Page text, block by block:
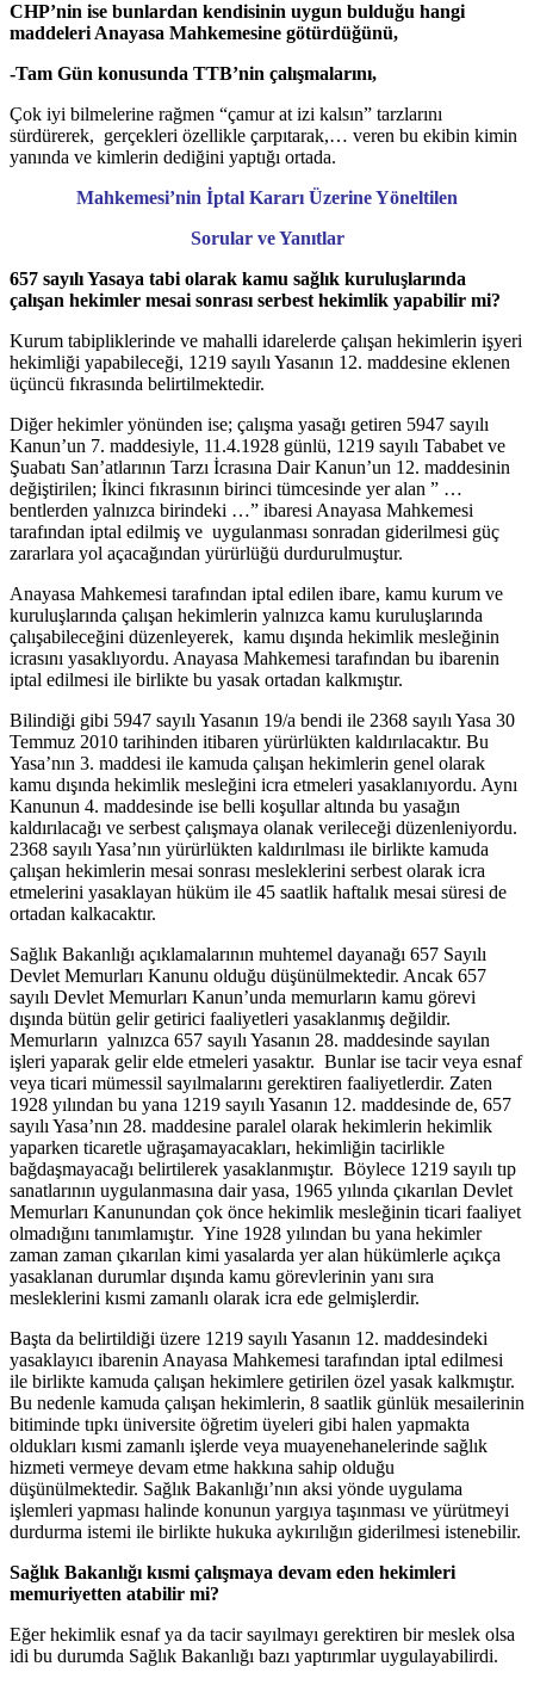
CHP’nin ise bunlardan kendisinin uygun bulduğu hangi
maddeleri Anayasa Mahkemesine götürdüğünü,
-Tam Gün konusunda TTB’nin çalışmalarını,
Çok iyi bilmelerine rağmen “çamur at izi kalsın” tarzlarını
sürdürerek, gerçekleri özellikle çarpıtarak,… veren bu ekibin kimin
yanında ve kimlerin dediğini yaptığı ortada.
Mahkemesi’nin İptal Kararı Üzerine Yöneltilen
Sorular ve Yanıtlar
657 sayılı Yasaya tabi olarak kamu sağlık kuruluşlarında
çalışan hekimler mesai sonrası serbest hekimlik yapabilir mi?
Kurum tabipliklerinde ve mahalli idarelerde çalışan hekimlerin işyeri
hekimliği yapabileceği, 1219 sayılı Yasanın 12. maddesine eklenen
üçüncü fıkrasında belirtilmektedir.
Diğer hekimler yönünden ise; çalışma yasağı getiren 5947 sayılı
Kanun’un 7. maddesiyle, 11.4.1928 günlü, 1219 sayılı Tababet ve
Şuabatı San’atlarının Tarzı İcrasına Dair Kanun’un 12. maddesinin
değiştirilen; İkinci fıkrasının birinci tümcesinde yer alan ” …
bentlerden yalnızca birindeki …” ibaresi Anayasa Mahkemesi
tarafından iptal edilmiş ve uygulanması sonradan giderilmesi güç
zararlara yol açacağından yürürlüğü durdurulmuştur.
Anayasa Mahkemesi tarafından iptal edilen ibare, kamu kurum ve
kuruluşlarında çalışan hekimlerin yalnızca kamu kuruluşlarında
çalışabileceğini düzenleyerek, kamu dışında hekimlik mesleğinin
icrasını yasaklıyordu. Anayasa Mahkemesi tarafından bu ibarenin
iptal edilmesi ile birlikte bu yasak ortadan kalkmıştır.
Bilindiği gibi 5947 sayılı Yasanın 19/a bendi ile 2368 sayılı Yasa 30
Temmuz 2010 tarihinden itibaren yürürlükten kaldırılacaktır. Bu
Yasa’nın 3. maddesi ile kamuda çalışan hekimlerin genel olarak
kamu dışında hekimlik mesleğini icra etmeleri yasaklanıyordu. Aynı
Kanunun 4. maddesinde ise belli koşullar altında bu yasağın
kaldırılacağı ve serbest çalışmaya olanak verileceği düzenleniyordu.
2368 sayılı Yasa’nın yürürlükten kaldırılması ile birlikte kamuda
çalışan hekimlerin mesai sonrası mesleklerini serbest olarak icra
etmelerini yasaklayan hüküm ile 45 saatlik haftalık mesai süresi de
ortadan kalkacaktır.
Sağlık Bakanlığı açıklamalarının muhtemel dayanağı 657 Sayılı
Devlet Memurları Kanunu olduğu düşünülmektedir. Ancak 657
sayılı Devlet Memurları Kanun’unda memurların kamu görevi
dışında bütün gelir getirici faaliyetleri yasaklanmış değildir.
Memurların yalnızca 657 sayılı Yasanın 28. maddesinde sayılan
işleri yaparak gelir elde etmeleri yasaktır. Bunlar ise tacir veya esnaf
veya ticari mümessil sayılmalarını gerektiren faaliyetlerdir. Zaten
1928 yılından bu yana 1219 sayılı Yasanın 12. maddesinde de, 657
sayılı Yasa’nın 28. maddesine paralel olarak hekimlerin hekimlik
yaparken ticaretle uğraşamayacakları, hekimliğin tacirlikle
bağdaşmayacağı belirtilerek yasaklanmıştır. Böylece 1219 sayılı tıp
sanatlarının uygulanmasına dair yasa, 1965 yılında çıkarılan Devlet
Memurları Kanunundan çok önce hekimlik mesleğinin ticari faaliyet
olmadığını tanımlamıştır. Yine 1928 yılından bu yana hekimler
zaman zaman çıkarılan kimi yasalarda yer alan hükümlerle açıkça
yasaklanan durumlar dışında kamu görevlerinin yanı sıra
mesleklerini kısmi zamanlı olarak icra ede gelmişlerdir.
Başta da belirtildiği üzere 1219 sayılı Yasanın 12. maddesindeki
yasaklayıcı ibarenin Anayasa Mahkemesi tarafından iptal edilmesi
ile birlikte kamuda çalışan hekimlere getirilen özel yasak kalkmıştır.
Bu nedenle kamuda çalışan hekimlerin, 8 saatlik günlük mesailerinin
bitiminde tıpkı üniversite öğretim üyeleri gibi halen yapmakta
oldukları kısmi zamanlı işlerde veya muayenehanelerinde sağlık
hizmeti vermeye devam etme hakkına sahip olduğu
düşünülmektedir. Sağlık Bakanlığı’nın aksi yönde uygulama
işlemleri yapması halinde konunun yargıya taşınması ve yürütmeyi
durdurma istemi ile birlikte hukuka aykırılığın giderilmesi istenebilir.
Sağlık Bakanlığı kısmi çalışmaya devam eden hekimleri
memuriyetten atabilir mi?
Eğer hekimlik esnaf ya da tacir sayılmayı gerektiren bir meslek olsa
idi bu durumda Sağlık Bakanlığı bazı yaptırımlar uygulayabilirdi.